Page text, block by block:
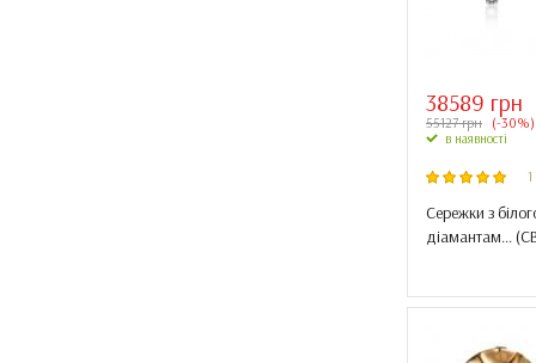
38589 грн
55127 грн (-30%)
в наявності
Сережки з
діамантам... (